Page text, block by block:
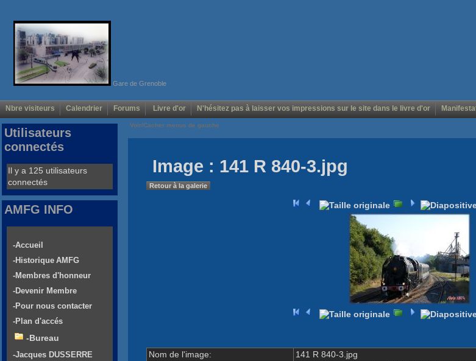
Gare de Grenoble
Nbre visiteurs Calendrier Forums Livre d'or N'hésitez pas à laisser vos impressions sur le site dans le livre d'or
Voir/Cacher menus de gauche
Image : 141 R 840-3.jpg
Retour à la galerie
Nom de l'image:
141 R 840-3.jpg
Utilisateurs
connectés
Il y a 125 utilisateurs
connectés
AMFG INFO
-Accueil
-Historique AMFG
-Membres d'honneur
-Devenir Membre
-Pour nous contacter
-Plan d'accés
-Bureau
-Jacques DUSSERRE